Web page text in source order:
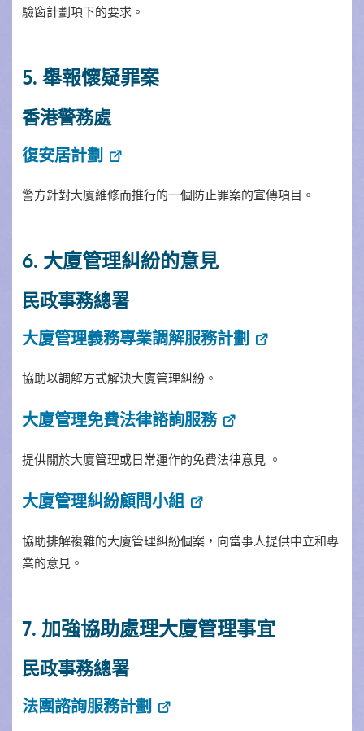
驗窗計劃項下的要求。
5. 舉報懷疑罪案
香港警務處
復安居計劃
警方針對大廈維修而推行的一個防止罪案的宣傳項目。
6. 大廈管理糾紛的意見
民政事務總署
大廈管理義務專業調解服務計劃
協助以調解方式解決大廈管理糾紛。
大廈管理免費法律諮詢服務
提供關於大廈管理或日常運作的免費法律意見 。
大廈管理糾紛顧問小組
協助排解複雜的大廈管理糾紛個案，向當事人提供中立和專
業的意見。
7. 加強協助處理大廈管理事宜
民政事務總署
法團諮詢服務計劃